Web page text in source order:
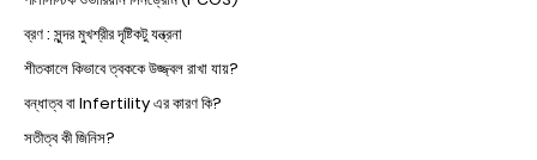
ব্রণ : সুন্দর মুখশ্রীর দৃষ্টিকটু যন্ত্রনা
শীতকালে কিভাবে ত্বককে উজ্জ্বল রাখা যায়?
বন্ধাত্ব বা Infertility এর কারণ কি?
সতীত্ব কী জিনিস?